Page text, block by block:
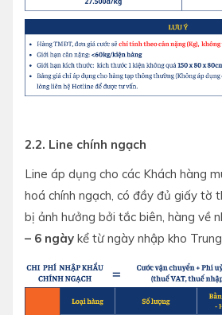
2.2. Line chính ngạch
Line áp dụng cho các Khách hàng
hoá chính ngạch, có đầy đủ giấy tờ
bị ảnh hưởng bởi tắc biên, hàng về
– 6 ngày kể từ ngày nhập kho